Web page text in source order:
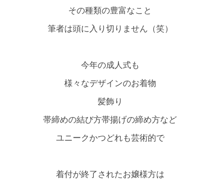
その種類の豊富なこと
筆者は頭に入り切りません（笑）
今年の成人式も
様々なデザインのお着物
髪飾り
帯締めの結び方帯揚げの締め方など
ユニークかつどれも芸術的で
着付が終了されたお嬢様方は